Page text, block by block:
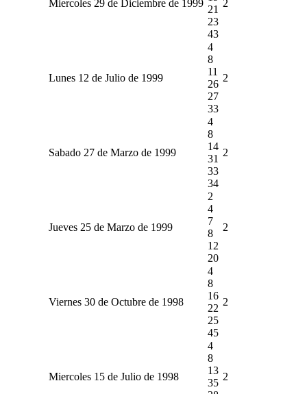
Miercoles 29 de Diciembre de 1999
21
23
43
2
Lunes 12 de Julio de 1999
4
8
11
26
27
33
2
Sabado 27 de Marzo de 1999
4
8
14
31
33
34
2
Jueves 25 de Marzo de 1999
2
4
7
8
12
20
2
Viernes 30 de Octubre de 1998
4
8
16
22
25
45
2
Miercoles 15 de Julio de 1998
4
8
13
35
2